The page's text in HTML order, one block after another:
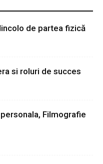
de partea fizică
si roluri de succes
Filmografie